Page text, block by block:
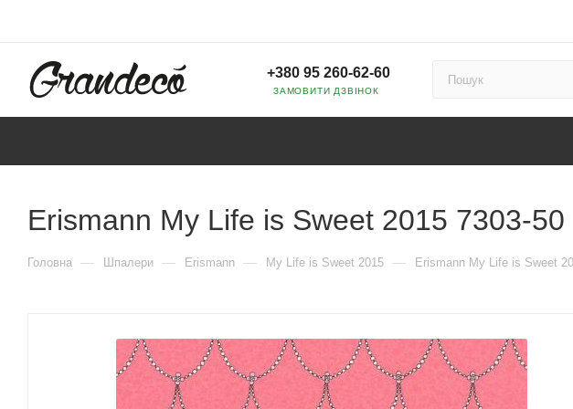
+380 95 260-62-60
ЗАМОВИТИ ДЗВІНОК
Erismann My Life is Sweet 2015 7303-50
Головна — Шпалери — Erismann — My Life is Sweet 2015 — Erismann My Life is Sweet